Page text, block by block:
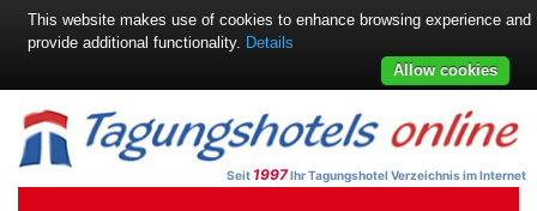
Seit 1997Ihr Tagungshotel Verzeichnis im Internet
This website makes use of cookies to enhance browsing experience and
provide additional functionality. Details
Allow cookies